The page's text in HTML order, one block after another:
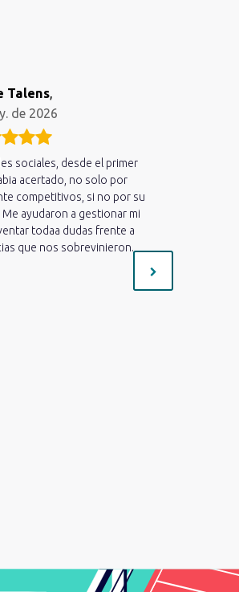
Talens
de 2026
sociales, desde el primer
acertado, no solo por
competitivos, si no por su
ayudaron a gestionar mi
todaa dudas frente a
que nos sobrevinieron.